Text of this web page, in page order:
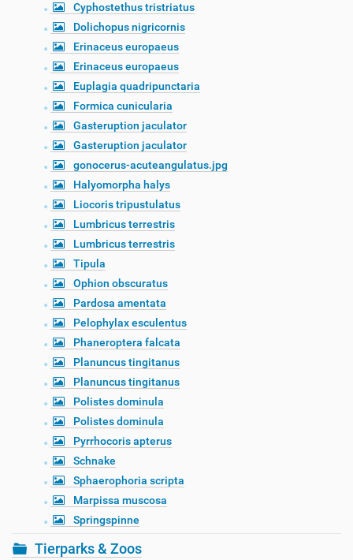
Cyphostethus tristriatus
Dolichopus nigricornis
Erinaceus europaeus
Erinaceus europaeus
Euplagia quadripunctaria
Formica cunicularia
Gasteruption jaculator
Gasteruption jaculator
gonocerus-acuteangulatus.jpg
Halyomorpha halys
Liocoris tripustulatus
Lumbricus terrestris
Lumbricus terrestris
Tipula
Ophion obscuratus
Pardosa amentata
Pelophylax esculentus
Phaneroptera falcata
Planuncus tingitanus
Planuncus tingitanus
Polistes dominula
Polistes dominula
Pyrrhocoris apterus
Schnake
Sphaerophoria scripta
Marpissa muscosa
Springspinne
Tierparks & Zoos